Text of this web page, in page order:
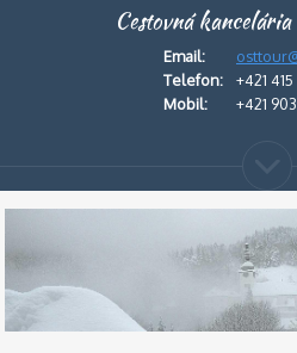
Cestovná
Email:
Telefon:
+421
Mobil:
+421